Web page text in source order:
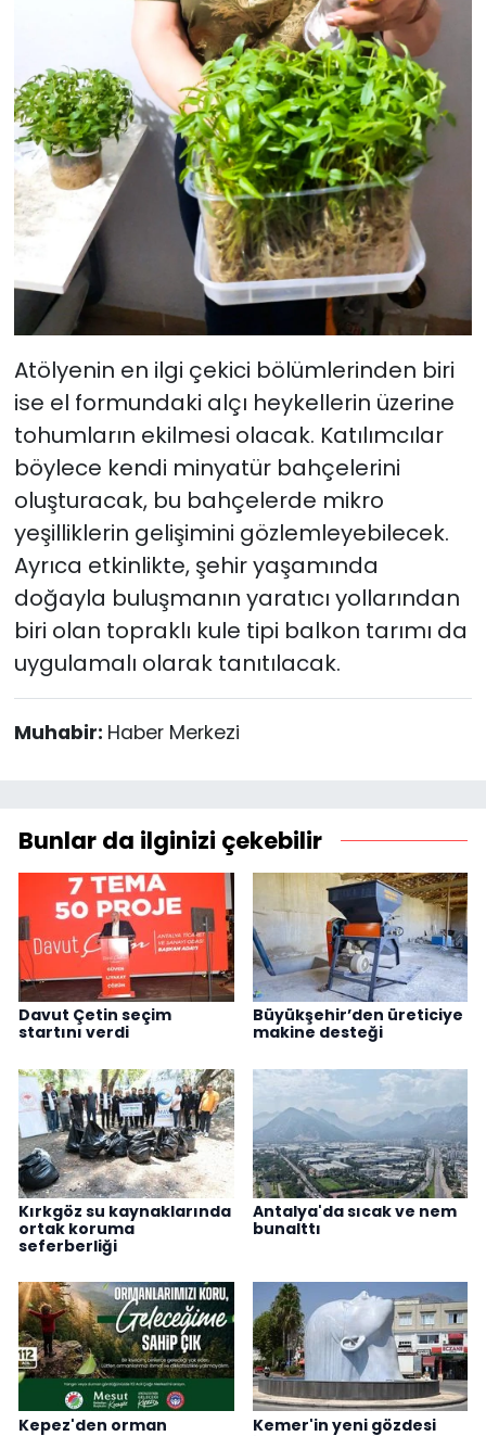
Atölyenin en ilgi çekici bölümlerinden biri
ise el formundaki alçı heykellerin üzerine
tohumların ekilmesi olacak. Katılımcılar
böylece kendi minyatür bahçelerini
oluşturacak, bu bahçelerde mikro
yeşilliklerin gelişimini gözlemleyebilecek.
Ayrıca etkinlikte, şehir yaşamında
doğayla buluşmanın yaratıcı yollarından
biri olan topraklı kule tipi balkon tarımı da
uygulamalı olarak tanıtılacak.
Muhabir: Haber Merkezi
Bunlar da ilginizi çekebilir
Davut Çetin seçim
startını verdi
Büyükşehir’den üreticiye
makine desteği
Kırkgöz su kaynaklarında
ortak koruma
seferberliği
Antalya'da sıcak ve nem
bunalttı
Kepez'den orman
Kemer'in yeni gözdesi